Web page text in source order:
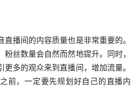
播间的内容质量也是非常重要的。
丝数量会自然而然地提升。同时，
多的观众来到直播间，增加流量。
前，一定要先规划好自己的直播内